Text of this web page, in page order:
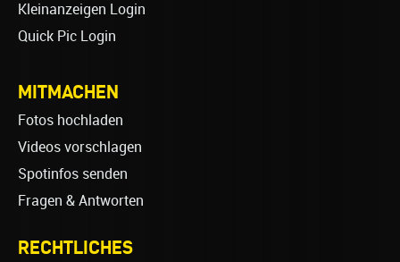
Kleinanzeigen Login
Quick Pic Login
MITMACHEN
Fotos hochladen
Videos vorschlagen
Spotinfos senden
Fragen & Antworten
RECHTLICHES